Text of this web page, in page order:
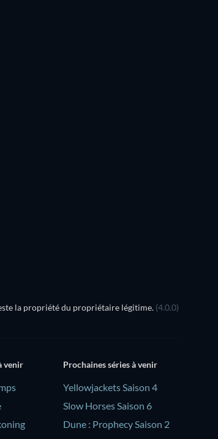
la propriété du propriétaire légitime. (4.0.0)
venir Prochaines séries à venir
Yellowjackets Saison 4
Slow Horses Saison 6
Dune : Prophecy Saison 2